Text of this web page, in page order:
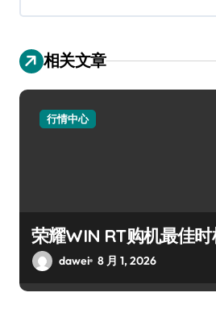
相关文章
行情中心
荣耀WIN RT购机最佳
dawei 8 月 1, 2026